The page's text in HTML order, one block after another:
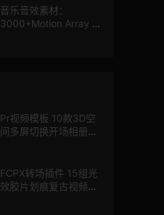
音乐音效素材：
3000+Motion Array 影
Pr视频模板 10款3D空
间多屏切换开场相册视
FCPX转场插件 15组光
效胶片划痕复古视频过